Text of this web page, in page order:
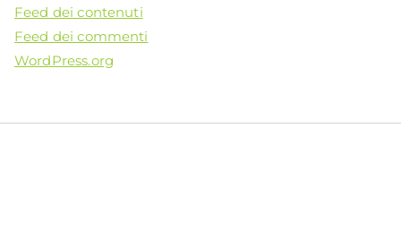
Feed dei contenuti
Feed dei commenti
WordPress.org